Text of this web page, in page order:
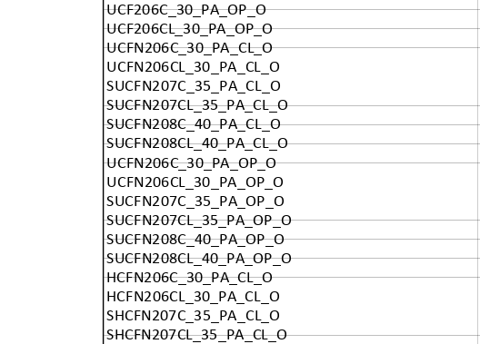
UCF206C_30_PA_OP_O
UCF206CL_30_PA_OP_O
UCFN206C_30_PA_CL_O
UCFN206CL_30_PA_CL_O
SUCFN207C_35_PA_CL_O
SUCFN207CL_35_PA_CL_O
SUCFN208C_40_PA_CL_O
SUCFN208CL_40_PA_CL_O
UCFN206C_30_PA_OP_O
UCFN206CL_30_PA_OP_O
SUCFN207C_35_PA_OP_O
SUCFN207CL_35_PA_OP_O
SUCFN208C_40_PA_OP_O
SUCFN208CL_40_PA_OP_O
HCFN206C_30_PA_CL_O
HCFN206CL_30_PA_CL_O
SHCFN207C_35_PA_CL_O
SHCFN207CL_35_PA_CL_O